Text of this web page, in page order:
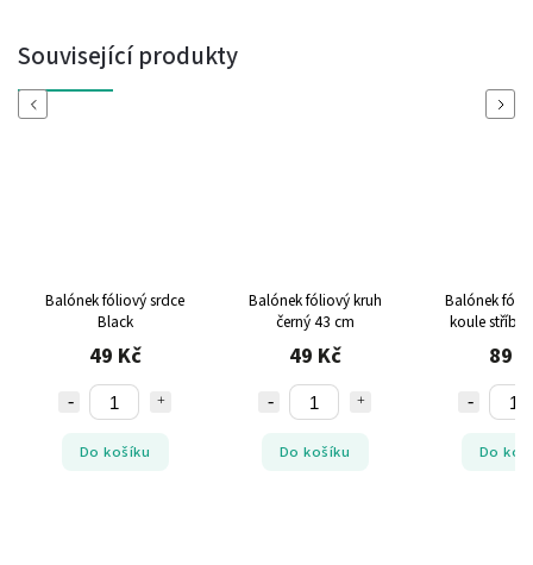
Související produkty
Previous
Balónek fóliový srdce
Black
49 Kč
Do košíku
Balónek fóliový kruh
černý 43 cm
49 Kč
Do košíku
Balónek
koule
40cm
89
Do
Next